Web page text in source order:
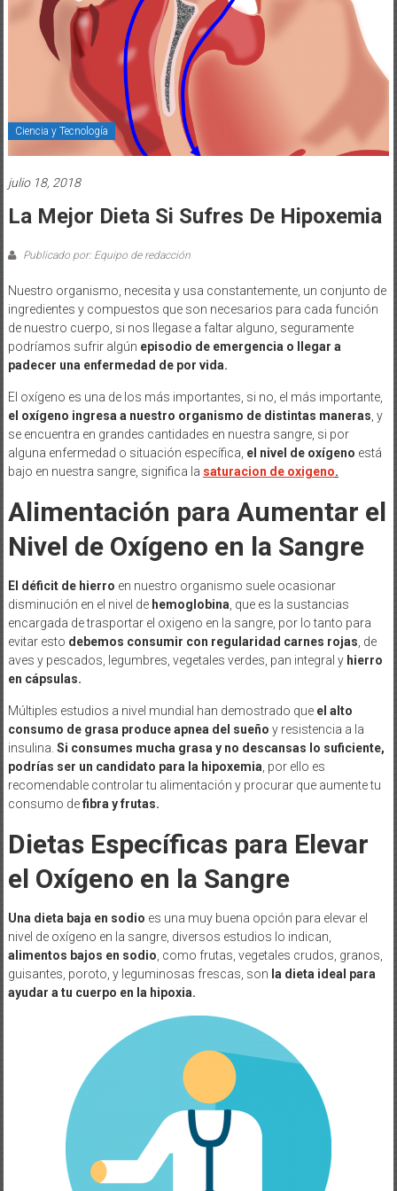
Ciencia y Tecnología
julio 18, 2018
La Mejor Dieta Si Sufres De Hipoxemia
Publicado por: Equipo de redacción
Nuestro organismo, necesita y usa constantemente, un conjunto de
ingredientes y compuestos que son necesarios para cada función
de nuestro cuerpo, si nos llegase a faltar alguno, seguramente
podríamos sufrir algún episodio de emergencia o llegar a
padecer una enfermedad de por vida.
El oxígeno es una de los más importantes, si no, el más importante,
el oxígeno ingresa a nuestro organismo de distintas maneras , y
se encuentra en grandes cantidades en nuestra sangre, si por
alguna enfermedad o situación específica, el nivel de oxígeno está
bajo en nuestra sangre, significa la saturacion de oxigeno.
Alimentación para Aumentar el
Nivel de Oxígeno en la Sangre
El déficit de hierro en nuestro organismo suele ocasionar
disminución en el nivel de hemoglobina , que es la sustancias
encargada de trasportar el oxigeno en la sangre, por lo tanto para
evitar esto debemos consumir con regularidad carnes rojas , de
aves y pescados, legumbres, vegetales verdes, pan integral y hierro
en cápsulas.
Múltiples estudios a nivel mundial han demostrado que el alto
consumo de grasa produce apnea del sueño y resistencia a la
insulina. Si consumes mucha grasa y no descansas lo suficiente,
podrías ser un candidato para la hipoxemia , por ello es
recomendable controlar tu alimentación y procurar que aumente tu
consumo defibra y frutas.
Dietas Específicas para Elevar
el Oxígeno en la Sangre
Una dieta baja en sodio es una muy buena opción para elevar el
nivel de oxígeno en la sangre, diversos estudios lo indican,
alimentos bajos en sodio , como frutas, vegetales crudos, granos,
guisantes, poroto, y leguminosas frescas, son la dieta ideal para
ayudar a tu cuerpo en la hipoxia.